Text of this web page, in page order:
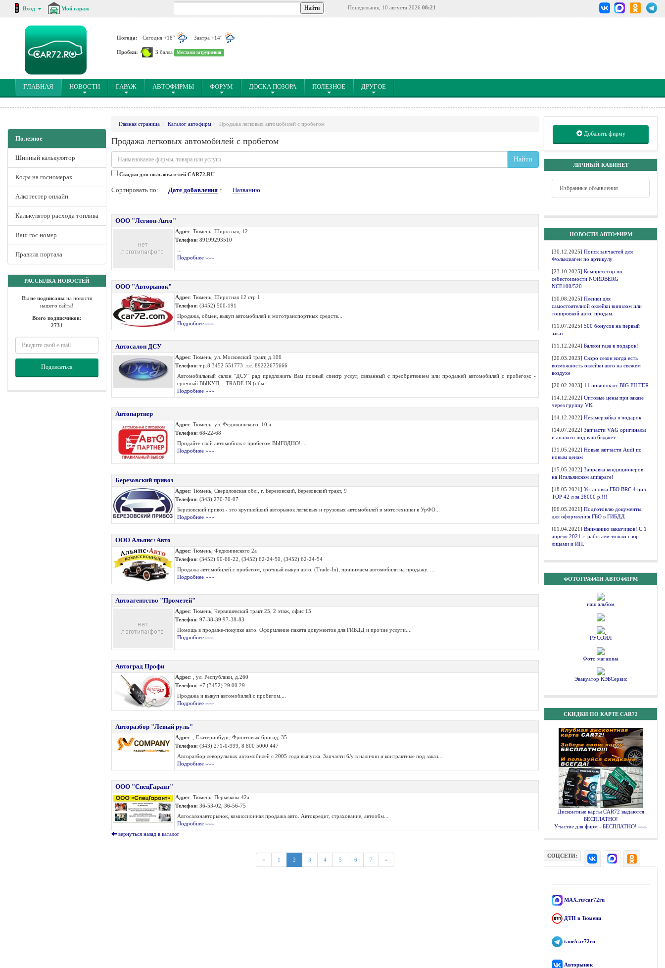
Вход Мой гараж Понедельник, 10 августа 2026 08:21
Погода: Сегодня +18° Завтра +14°
Пробки: 3 балла Местами затруднения
ГЛАВНАЯ(CURRENT)
НОВОСТИ ГАРАЖ АВТОФИРМЫ ФОРУМ ДОСКА ПОЗОРА ПОЛЕЗНОЕ ДРУГОЕ
Полезное
Шинный калькулятор
Коды на госномерах
Алкотестер онлайн
Калькулятор расхода топлива
Ваш гос.номер
Правила портала
РАССЫЛКА НОВОСТЕЙ
Вы не подписанына новости
нашего сайта!
Всего подписчиков:
2731
Подписаться
Добавить фирму
ЛИЧНЫЙ КАБИНЕТ
Избранные объявления
НОВОСТИ АВТОФИРМ
[30.12.2025] Поиск запчастей для
Фольксваген по артикулу
[23.10.2025] Компресссор по
себестоимости NORDBERG
NCE100/520
[10.08.2025] Пленки для
самостоятелной оклейки винилом или
тонировкой авто, продам.
[11.07.2025] 500 бонусов на первый
заказ
[11.12.2024] Баллон газа в подарок!
[20.03.2023] Скоро сезон когда есть
возможность оклейки авто на свежем
воздухе
[20.02.2023] 11 новинок от BIG FILTER
[14.12.2022] Оптовые цены при заказе
через группу VK
[14.12.2022] Незамерзайка в подарок
[14.07.2022] Запчасти VAG оригиналы
и аналоги под ваш бюджет
[31.05.2022] Новые запчасти Audi по
новым ценам
[15.05.2022] Заправка кондиционеров
на Итальянском аппарате!
[18.05.2021] Установка ГБО BRC 4 цил.
ТОР 42 л за 28000 р.!!!
[06.05.2021] Подготовлю документы
для оформления ГБО в ГИБДД
[01.04.2021] Вниманию заказчиков! С 1
апреля 2021 г. работаем только с юр.
лицами и ИП.
ФОТОГРАФИИ АВТОФИРМ
наш альбом
РУСОЙЛ
Фото магазина
Эвакуатор КЭБСервис
СКИДКИ ПО КАРТЕ CAR72
Дисконтные карты CAR72 выдаются
БЕСПЛАТНО!
Участие для фирм - БЕСПЛАТНО! »»»
СОЦСЕТИ:
MAX.ru/car72ru
ДТП в Тюмени
t.me/car72ru
Авторынок
Главная страница Каталог автофирм Продажа легковых автомобилей с пробегом
Продажа легковых автомобилей с пробегом
Найти
Cкидки для пользователей CAR72.RU
Сортировать по: Дате добавления ↑ Названию
ООО "Легион-Авто"
Адрес: Тюмень, Широтная, 12
Телефон: 89199293510
Подробнее »»»
ООО "Авторынок"
Адрес: Тюмень, Широтная 12 стр 1
Телефон: (3452) 500-191
Продажа, обмен, выкуп автомобилей и мототранспортных средств...
Подробнее »»»
Автосалон ДСУ
Адрес: Тюмень, ул. Московский тракт, д.106
Телефон: т.р.8 3452 551773 .т.с. 89222675666
Автомобильный салон "ДСУ" рад предложить Вам полный спектр услуг, связанный с преобретением или продажей автомобилей с пробегом: -
срочный ВЫКУП; - TRADE IN (обм...
Подробнее »»»
Автопартнер
Адрес: Тюмень, ул. Федюнинского, 10 а
Телефон: 68-22-68
Продайте свой автомобиль с пробегом ВЫГОДНО! ...
Подробнее »»»
Березовский привоз
Адрес: Тюмень, Свердловская обл., г. Березовский, Березовский тракт, 9
Телефон: (343) 270-70-07
Березовский привоз - это крупнейший авторынок легковых и грузовых автомобилей и мототехники в УрФО...
Подробнее »»»
ООО Альянс+Авто
Адрес: Тюмень, Федюнинского 2а
Телефон: (3452) 90-66-22, (3452) 62-24-50, (3452) 62-24-54
Продажа автомобилей с пробегом, срочный выкуп авто, (Trade-In), принимаем автомобили на продажу. ...
Подробнее »»»
Автоагентство "Прометей"
Адрес: Тюмень, Червишевский тракт 25, 2 этаж, офис 15
Телефон: 97-38-39 97-38-83
Помощь в продаже-покупке авто. Оформление пакета документов для ГИБДД и прочие услуги....
Подробнее »»»
Автоград Профи
Адрес: , ул. Республики, д.260
Телефон: +7 (3452) 29 00 29
Продажа и выкуп автомобилей с пробегом....
Подробнее »»»
Авторазбор "Левый руль"
Адрес: , Екатеринбург, Фронтовых бригад, 35
Телефон: (343) 271-0-999, 8 800 5000 447
Авторазбор леворульных автомобилей с 2005 года выпуска. Запчасти б/у в наличии и контрактные под заказ....
Подробнее »»»
ООО "СпецГарант"
Адрес: Тюмень, Пермякова 42а
Телефон: 36-53-02, 36-56-75
Автосалонавторынок, комиссионная продажа авто. Автокредит, страхование, автообм...
Подробнее »»»
вернуться назад в каталог
« 1 2 3 4 5 6 7 »